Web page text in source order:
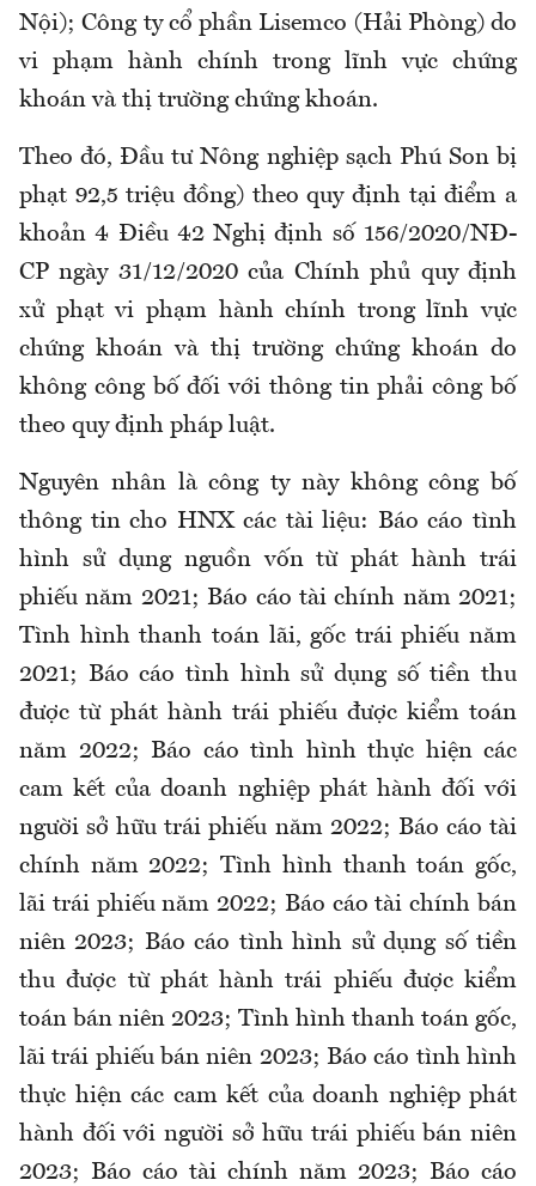
Nội); Công ty cổ phần Lisemco (Hải Phòng) do
vi phạm hành chính trong lĩnh vực chứng
khoán và thị trường chứng khoán.
Theo đó, Đầu tư Nông nghiệp sạch Phú Son bị
phạt 92,5 triệu đồng) theo quy định tại điểm a
khoản 4 Điều 42 Nghị định số 156/2020/NĐ-
CP ngày 31/12/2020 của Chính phủ quy định
xử phạt vi phạm hành chính trong lĩnh vực
chứng khoán và thị trường chứng khoán do
không công bố đối với thông tin phải công bố
theo quy định pháp luật.
Nguyên nhân là công ty này không công bố
thông tin cho HNX các tài liệu: Báo cáo tình
hình sử dụng nguồn vốn từ phát hành trái
phiếu năm 2021; Báo cáo tài chính năm 2021;
Tình hình thanh toán lãi, gốc trái phiếu năm
2021; Báo cáo tình hình sử dụng số tiền thu
được từ phát hành trái phiếu được kiểm toán
năm 2022; Báo cáo tình hình thực hiện các
cam kết của doanh nghiệp phát hành đối với
người sở hữu trái phiếu năm 2022; Báo cáo tài
chính năm 2022; Tình hình thanh toán gốc,
lãi trái phiếu năm 2022; Báo cáo tài chính bán
niên 2023; Báo cáo tình hình sử dụng số tiền
thu được từ phát hành trái phiếu được kiểm
toán bán niên 2023; Tình hình thanh toán gốc,
lãi trái phiếu bán niên 2023; Báo cáo tình hình
thực hiện các cam kết của doanh nghiệp phát
hành đối với người sở hữu trái phiếu bán niên
2023; Báo cáo tài chính năm 2023; Báo cáo